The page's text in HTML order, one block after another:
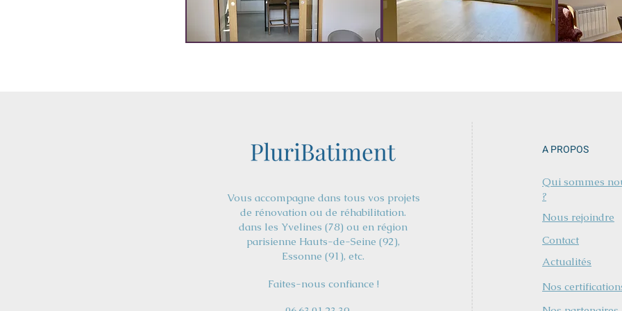
Vous accompagne dans tous vos projets
de rénovation ou de réhabilitation.
dans les Yvelines (78) ou en région
parisienne Hauts-de-Seine (92),
Essonne (91), etc.
Faites-nous confiance !
A PROPOS
Qui sommes
?
Nous rejoindre
Nos
Contact
Actualités